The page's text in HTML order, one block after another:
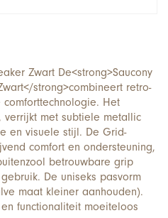
Zwart De<strong>Saucony
strong>combineert retro-
Het
verrijkt met subtiele metallic
en visuele stijl. De Grid-
comfort en ondersteuning,
betrouwbare grip
De uniseks pasvorm
maat kleiner aanhouden).
functionaliteit moeiteloos